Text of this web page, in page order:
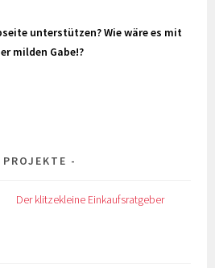
unterstützen? Wie wäre es mit
milden Gabe!?
PROJEKTE
Der klitzekleine Einkaufsratgeber